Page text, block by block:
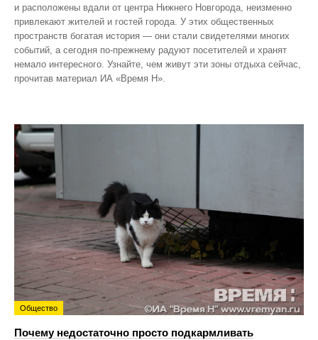
и расположены вдали от центра Нижнего Новгорода, неизменно
привлекают жителей и гостей города. У этих общественных
пространств богатая история — они стали свидетелями многих
событий, а сегодня по‑прежнему радуют посетителей и хранят
немало интересного. Узнайте, чем живут эти зоны отдыха сейчас,
прочитав материал ИА «Время Н».
Общество
Почему недостаточно просто подкармливать